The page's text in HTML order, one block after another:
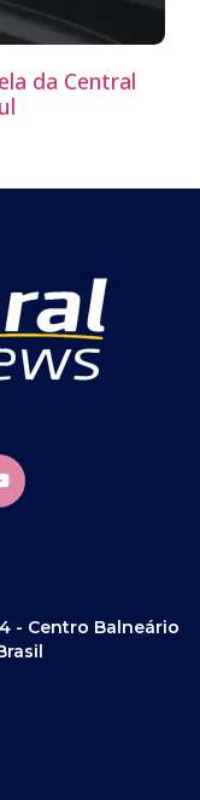
da Central
- Centro Balneário